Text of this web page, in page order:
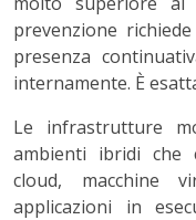
prevenzione
presenza
internamente. È
Le infrastrutture
ambienti ibridi che
cloud, macchine
applicazioni in